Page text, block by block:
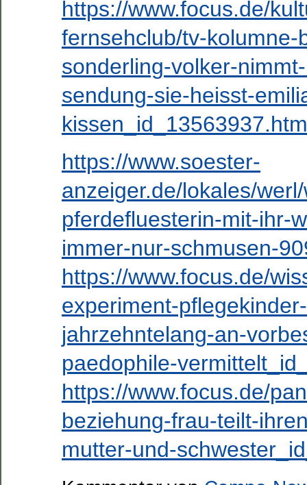
https://www.focus.de/
fernsehclub/tv-kolumne-
sonderling-volker-
sendung-sie-heisst-
https://www.soester-
anzeiger.de/lokales/
pferdefluesterin-mit-ihr-
immer-nur-schmusen-
https://www.focus.de/
experiment-
jahrzehntelang-an-
paedophile-
https://www.focus.de/
beziehung-frau-teilt-
mutter-und-